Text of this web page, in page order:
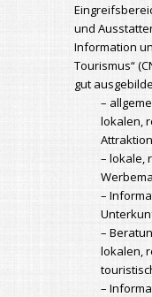
und
Information
Tourismus“
gut
–
lokalen,
– lokale,
–
–
lokalen,
–